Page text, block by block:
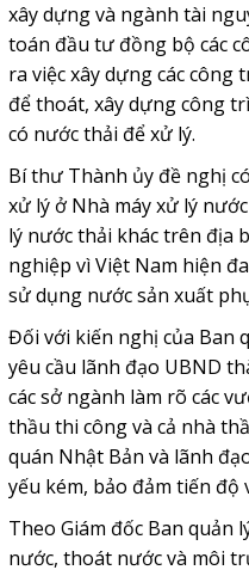
xây dựng và ngành tài
toán đầu tư đồng bộ các
ra việc xây dựng các
để thoát, xây dựng công
có nước thải để xử lý.
Bí thư Thành ủy đề nghị
xử lý ở Nhà máy xử lý
lý nước thải khác trên địa
nghiệp vì Việt Nam hiện
sử dụng nước sản xuất
Đối với kiến nghị của Ban
yêu cầu lãnh đạo UBND
các sở ngành làm rõ các
thầu thi công và cả nhà
quán Nhật Bản và lãnh
yếu kém, bảo đảm tiến
Theo Giám đốc Ban quản
nước, thoát nước và môi